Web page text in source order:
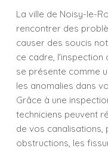
La ville de Noisy-le-
rencontrer des
causer des soucis
ce cadre, l'inspection
se présente comme
les anomalies dans
Grâce à une
techniciens peuvent
de vos canalisations,
obstructions, les